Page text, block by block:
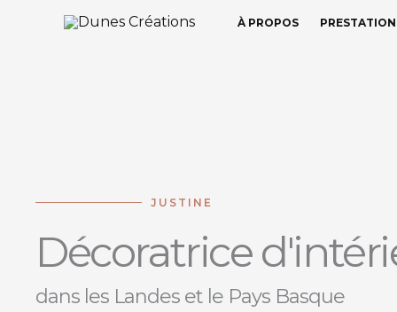
À PROPOS
JUSTINE
Décoratrice
dans les Landes et le Pays Basque